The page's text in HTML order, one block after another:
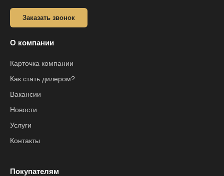
Заказать звонок
О компании
Карточка компании
Как стать дилером?
Вакансии
Новости
Услуги
Контакты
Покупателям